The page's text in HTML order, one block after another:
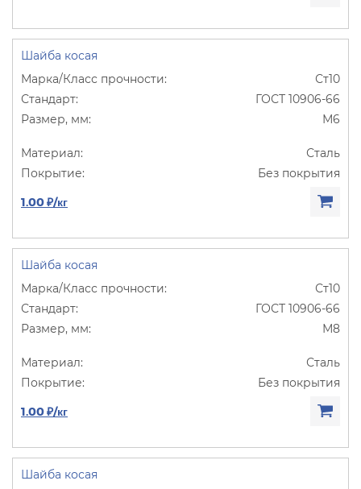
Шайба косая
Ст10
ГОСТ 10906-66
М6
Сталь
Без покрытия
1.00 ₽/кг
Шайба косая
Ст10
ГОСТ 10906-66
М8
Сталь
Без покрытия
1.00 ₽/кг
Шайба косая